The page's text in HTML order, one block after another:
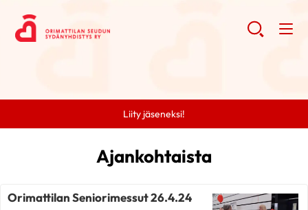
Liity jäseneksi!
Ajankohtaista
Orimattilan Seniorimessut 26.4.24